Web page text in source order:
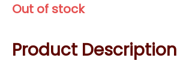
Out of stock
Product Description